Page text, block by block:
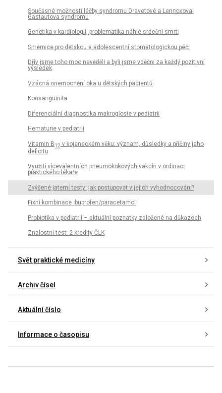
Současné možnosti léčby syndromu Dravetové a Lennoxova-
Gastautova syndromu
Genetika v kardiologii, problematika náhlé srdeční smrti
Směrnice pro dětskou a adolescentní stomatologickou péči
Dřív jsme toho moc nevěděli a byli jsme vděčni za každý pozitivní
výsledek
Vzácná onemocnění oka u dětských pacientů
Konsanguinita
Diferenciální diagnostika makroglosie v pediatrii
Hematurie v pediatrii
Vitamin B12 v kojeneckém věku: význam, důsledky a příčiny jeho
deficitu
Využití vícevalentních pneumokokových vakcín v ordinaci
praktického lékaře
Zvýšené jaterní testy: jak postupovat v jejich vyhodnocování?
Fixní kombinace ibuprofen/paracetamol
Probiotika v pediatrii – aktuální poznatky založené na důkazech
Znalostní test: 2 kredity ČLK
Svět praktické medicíny
Archiv čísel
Aktuální číslo
Informace o časopisu